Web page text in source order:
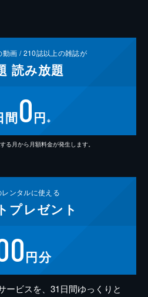
動画 /210誌以上の雑誌が
読み放題
間0円 ※
る月から月額料金が発生します。
レンタルに使える
プレゼント
円分
ービスを、31日間ゆっくりと